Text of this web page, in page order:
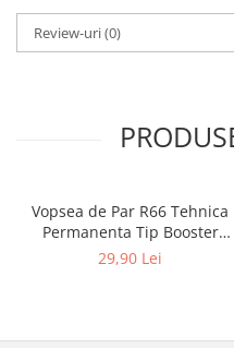
Review-uri(0)
Vopsea de Par R66 Tehnica
Permanenta Tip Booster
Rosu - Fanola Color Cream
29,90 Lei